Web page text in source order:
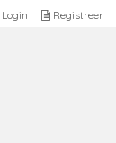
Login Registreer